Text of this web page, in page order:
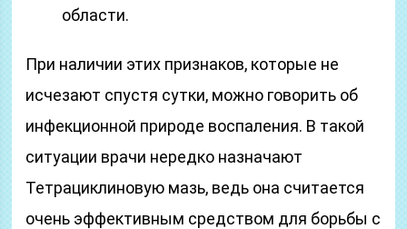
области.
При наличии этих признаков, которые не
исчезают спустя сутки, можно говорить об
инфекционной природе воспаления. В такой
ситуации врачи нередко назначают
Тетрациклиновую мазь, ведь она считается
очень эффективным средством для борьбы с